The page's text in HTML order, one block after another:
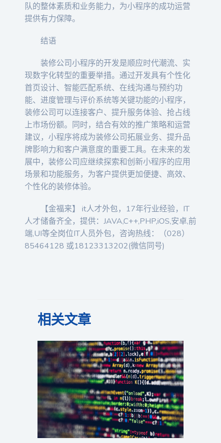
队的整体素质和业务能力，为小程序的成功运营
提供有力保障。
结语
装修公司小程序的开发是顺应时代潮流、实
现数字化转型的重要举措。通过开发具有个性化
首页设计、智能匹配系统、在线沟通与预约功
能、进度管理与评价系统等关键功能的小程序，
装修公司可以连接客户、提升服务体验、抢占线
上市场份额。同时，结合有效的推广策略和运营
建议，小程序将成为装修公司拓展业务、提升品
牌影响力和客户满意度的重要工具。在未来的发
展中，装修公司应继续探索和创新小程序的应用
场景和功能服务，为客户提供更加便捷、高效、
个性化的装修体验。
【金福来】 it人才外包，17年行业经验，IT
人才储备齐全，提供：JAVA,C++,PHP,iOS,安卓,前
端,UI等全岗位IT人员外包，咨询热线：（028）
85464128 或18123313202(微信同号)
相关文章